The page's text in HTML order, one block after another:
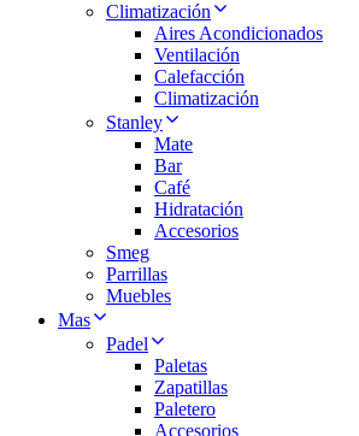
Climatización
Aires Acondicionados
Ventilación
Calefacción
Climatización
Stanley
Mate
Bar
Café
Hidratación
Accesorios
Smeg
Parrillas
Muebles
Mas
Padel
Paletas
Zapatillas
Paletero
Accesorios